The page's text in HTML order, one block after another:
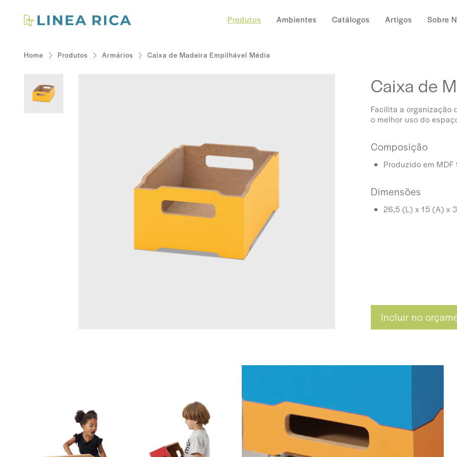
Produtos Ambientes Catálogos Artigos Sobre
Home Produtos Armários Caixa de Madeira Empilhável Média
Caixa de
Facilita a organização
o melhor uso do
Composição
Produzido em
Dimensões
26,5 (L) x 15 (A) x
Incluir no